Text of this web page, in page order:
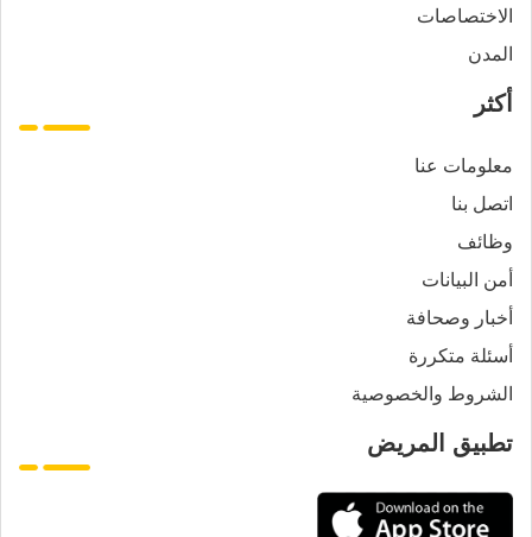
الاختصاصات
المدن
أكثر
معلومات عنا
اتصل بنا
وظائف
أمن البيانات
أخبار وصحافة
أسئلة متكررة
الشروط والخصوصية
تطبيق المريض